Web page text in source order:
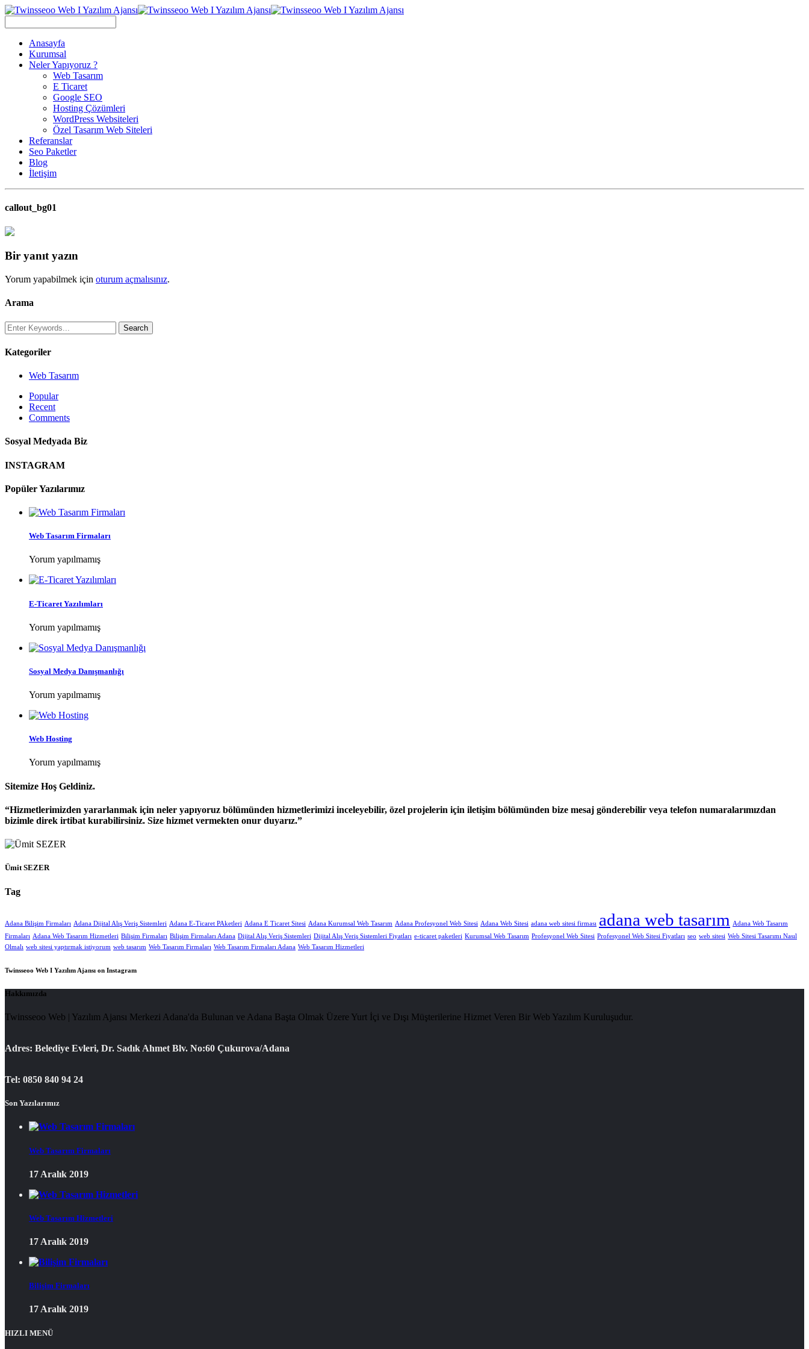
Anasayfa
Kurumsal
Neler Yapıyoruz ?
Web Tasarım
E Ticaret
Google SEO
Hosting Çözümleri
WordPress Websiteleri
Özel Tasarım Web Siteleri
Referanslar
Seo Paketler
Blog
İletişim
callout_bg01
Bir yanıt yazın
Yorum yapabilmek için oturum açmalısınız.
Arama
Kategoriler
Web Tasarım
Popular
Recent
Comments
Sosyal Medyada Biz
INSTAGRAM
Popüler Yazılarımız
Web Tasarım Firmaları
Yorum yapılmamış
E-Ticaret Yazılımları
Yorum yapılmamış
Sosyal Medya Danışmanlığı
Yorum yapılmamış
Web Hosting
Yorum yapılmamış
Sitemize Hoş Geldiniz.
Hizmetlerimizden yararlanmak için neler yapıyoruz bölümünden hizmetlerimizi inceleyebilir, özel projelerin için iletişim bölümünden bize mesaj gönderebilir veya telefon numaralarımızdan
bizimle direk irtibat kurabilirsiniz. Size hizmet vermekten onur duyarız.
Ümit SEZER
Tag
Adana Bilişim Firmaları Adana Dijital Alış Veriş Sistemleri Adana E-Ticaret PAketleri Adana E Ticaret Sitesi Adana Kurumsal Web Tasarım Adana Profesyonel Web Sitesi Adana Web Sitesi adana web sitesi firması adana web tasarım
Adana Web Tasarım
Firmaları Adana Web Tasarım Hizmetleri Bilişim Firmaları Bilişim Firmaları Adana Dijital Alış Veriş Sistemleri Dijital Alış Veriş Sistemleri Fiyatları e-ticaret paketleri Kurumsal Web Tasarım Profesyonel Web Sitesi Profesyonel Web Sitesi Fiyatları seo web sitesi Web Sitesi Tasarımı Nasıl
Olmalı web sitesi yaptırmak istiyorum web tasarım Web Tasarım Firmaları Web Tasarım Firmaları Adana Web Tasarım Hizmetleri
Twinsseoo Web I Yazılım Ajansı on Instagram
Hakkımızda
Twinsseoo Web | Yazılım Ajansı Merkezi Adana'da Bulunan ve Adana Başta Olmak Üzere Yurt İçi ve Dışı Müşterilerine Hizmet Veren Bir Web Yazılım Kuruluşudur.
Adres: Belediye Evleri, Dr. Sadık Ahmet Blv. No:60 Çukurova/Adana
Tel: 0850 840 94 24
Son Yazılarımız
Web Tasarım Firmaları
17 Aralık 2019
Web Tasarım Hizmetleri
17 Aralık 2019
Bilişim Firmaları
17 Aralık 2019
HIZLI MENÜ